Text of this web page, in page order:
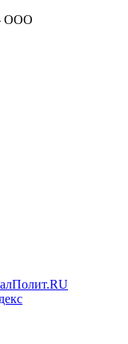
ООО